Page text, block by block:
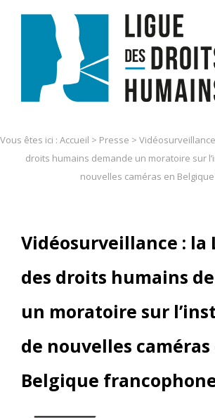
Vous êtes ici : Accueil > Presse >
droits humains demande un moratoire sur
nouvelles caméras en
Vidéosurveillance : la
des droits humains
un moratoire sur
de nouvelles caméras
Belgique